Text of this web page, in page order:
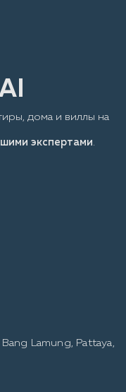
дома и виллы на
экспертами.
Lamung, Pattaya,